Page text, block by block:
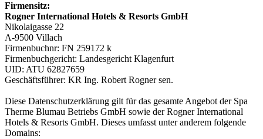
Firmensitz:
Rogner International Hotels & Resorts GmbH
Nikolaigasse 22
A-9500 Villach
Firmenbuchnr: FN 259172 k
Firmenbuchgericht: Landesgericht Klagenfurt
UID: ATU 62827659
Geschäftsführer: KR Ing. Robert Rogner sen.
Diese Datenschutzerklärung gilt für das gesamte Angebot der Spa
Therme Blumau Betriebs GmbH sowie der Rogner International
Hotels & Resorts GmbH. Dieses umfasst unter anderem folgende
Domains: